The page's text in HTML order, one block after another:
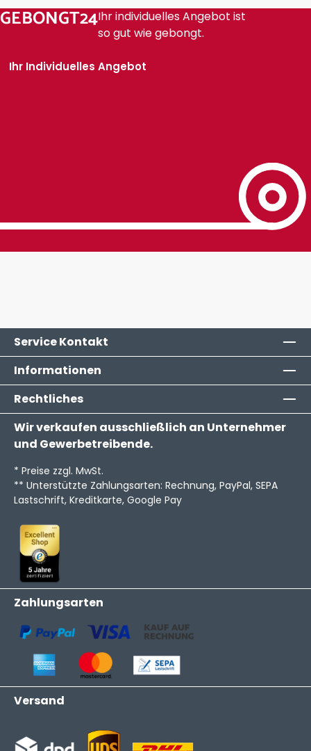
GEBONGT24Ihr individuelles Angebot ist
so gut wie gebongt.
Ihr Individuelles Angebot
Service Kontakt
Informationen
Rechtliches
Wir verkaufen ausschließlich an Unternehmer
und Gewerbetreibende.
* Preise zzgl. MwSt.
** Unterstützte Zahlungsarten: Rechnung, PayPal, SEPA
Lastschrift, Kreditkarte, Google Pay
Zahlungsarten
Versand